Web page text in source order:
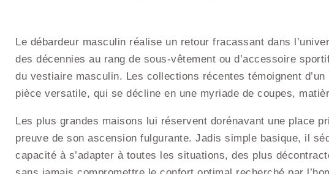
Le débardeur masculin réalise un retour fracassant dans
des décennies au rang de sous-vêtement ou d’accessoire
du vestiaire masculin. Les collections récentes témoignent
pièce versatile, qui se décline en une myriade de coupes,
Les plus grandes maisons lui réservent dorénavant une place
preuve de son ascension fulgurante. Jadis simple basique, il
capacité à s’adapter à toutes les situations, des plus